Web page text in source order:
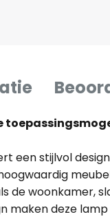
een stijlvol
de woonkamer,
maken deze